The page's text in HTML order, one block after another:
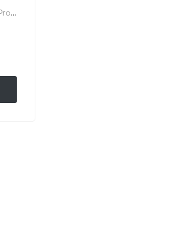
Ochelari Protectia Muncii si Viziere Protective